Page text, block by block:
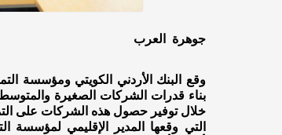
جوهرة العرب
وقع البنك الأردني الكويتي ومؤسسة
بناء قدرات الشركات الصغيرة
خلال توفير حصول هذه الشركات على
التي وقعها المدير الإقليمي لمؤسسة